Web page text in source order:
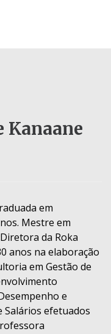
Kanaane
em
Mestre em
da Roka
anos na elaboração
em Gestão de
e
Salários efetuados